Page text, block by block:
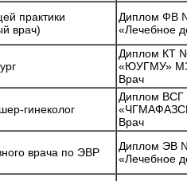
практики
врач)
Диплом ФВ
«Лечебное
Диплом КТ
«ЮУГМУ»
Врач
гинеколог
Диплом
Врач
врача по ЭВР
Диплом ЭВ
«Лечебное